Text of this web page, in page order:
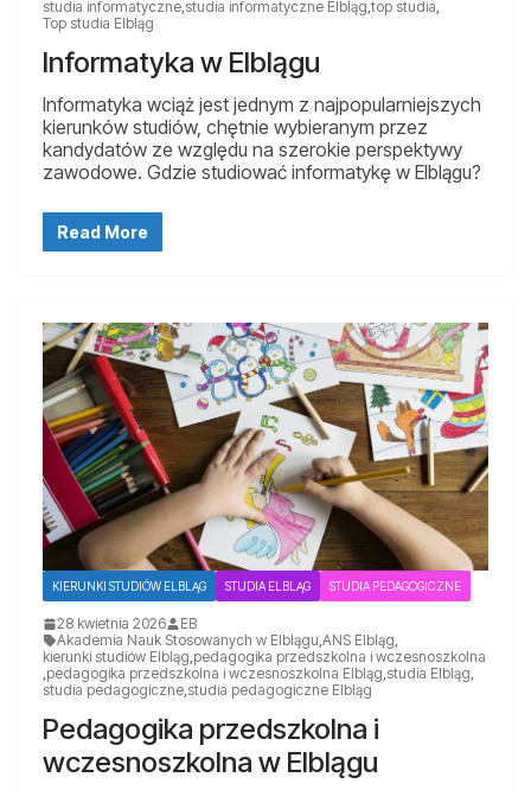
studia informatyczne studia informatyczne Elbląg top studia
Top studia Elbląg
Informatyka w Elblągu
Informatyka wciąż jest jednym z najpopularniejszych
kierunków studiów, chętnie wybieranym przez
kandydatów ze względu na szerokie perspektywy
zawodowe. Gdzie studiować informatykę w Elblągu?
Read More
KIERUNKI STUDIÓW ELBLĄG STUDIA ELBLĄG STUDIA PEDAGOGICZNE
28 kwietnia 2026
EB
Akademia Nauk Stosowanych w Elblągu ANS Elbląg
kierunki studiów Elbląg pedagogika przedszkolna i wczesnoszkolna
pedagogika przedszkolna i wczesnoszkolna Elbląg studia Elbląg
studia pedagogiczne studia pedagogiczne Elbląg
Pedagogika przedszkolna i
wczesnoszkolna w Elblągu